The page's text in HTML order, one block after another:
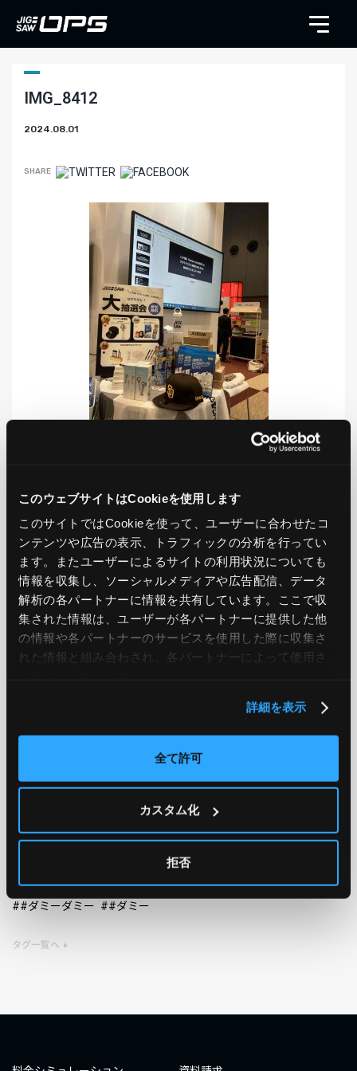
このウェブサイトはCookieを使用します
このサイトではCookieを使って、ユーザーに合わせたコ
ンテンツや広告の表示、トラフィックの分析を行ってい
ます。またユーザーによるサイトの利用状況についても
情報を収集し、ソーシャルメディアや広告配信、データ
解析の各パートナーに情報を共有しています。ここで収
集された情報は、ユーザーが各パートナーに提供した他
の情報や各パートナーのサービスを使用した際に収集さ
れた情報と組み合わされ、各パートナーによって使用さ
詳細を表示
全て許可
カスタム化
拒否
IMG_8412
2024.08.01
SHARE
LIKE TWEET
PREV NEXT
BACK TO LIST
OPTION
#AWS re:Invent 2019
#○○してみた
#自動化 #エンジニア
#エンジニア
#ダミーダミー
#ダミー
タグ一覧へ